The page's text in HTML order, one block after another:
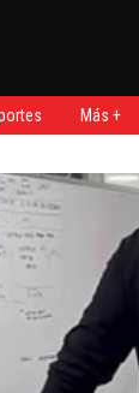
Más +